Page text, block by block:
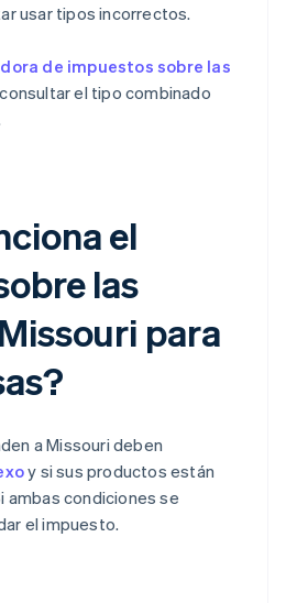
usar tipos incorrectos.
de impuestos sobre las
el tipo combinado
el
las
para
a Missouri deben
y si sus productos están
ambas condiciones se
el impuesto.